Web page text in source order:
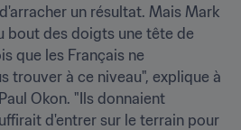
un résultat. Mais Mark
bout des doigts une tête de
que les Français ne
Okon. "Ils donnaient
d'entrer sur le terrain pour